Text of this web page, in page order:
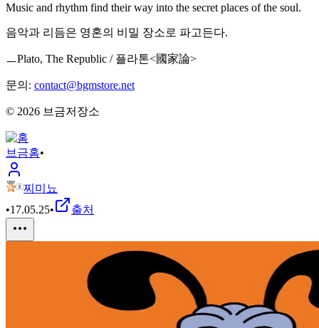
Music and rhythm find their way into the secret places of the soul.
음악과 리듬은 영혼의 비밀 장소로 파고든다.
ㅡPlato, The Republic / 플라톤<國家論>
문의: contact@bgmstore.net
© 2026 브금저장소
브금홈•
찌미뇨
•17.05.25• 출처